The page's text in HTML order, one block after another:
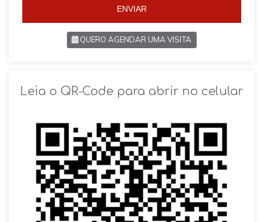
ENVIAR
QUERO AGENDAR UMA VISITA
Leia o QR-Code para abrir no celular